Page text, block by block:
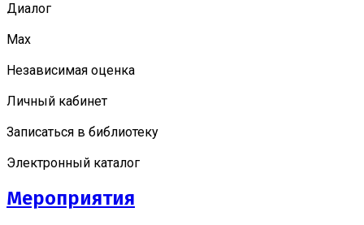
Диалог
Мах
Независимая оценка
Личный кабинет
Записаться в библиотеку
Электронный каталог
Мероприятия